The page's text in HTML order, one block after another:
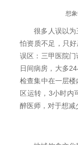
想
很多人误以为
怕资质不足，只
误区：三甲医院
日间病房，大多
检查集中在一层
区运转，3小时内
醉医师，对于想减